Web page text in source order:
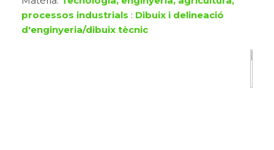
processos industrials : Dibuix i delineació
d'enginyeria/dibuix tècnic